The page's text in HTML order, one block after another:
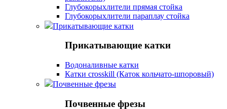
Глубокорыхлители прямая стойка
Глубокорыхлители параплау стойка
Прикатывающие катки
Прикатывающие катки
Водоналивные катки
Катки crosskill (Каток кольчато-шпоровый)
Почвенные фрезы
Почвенные фрезы